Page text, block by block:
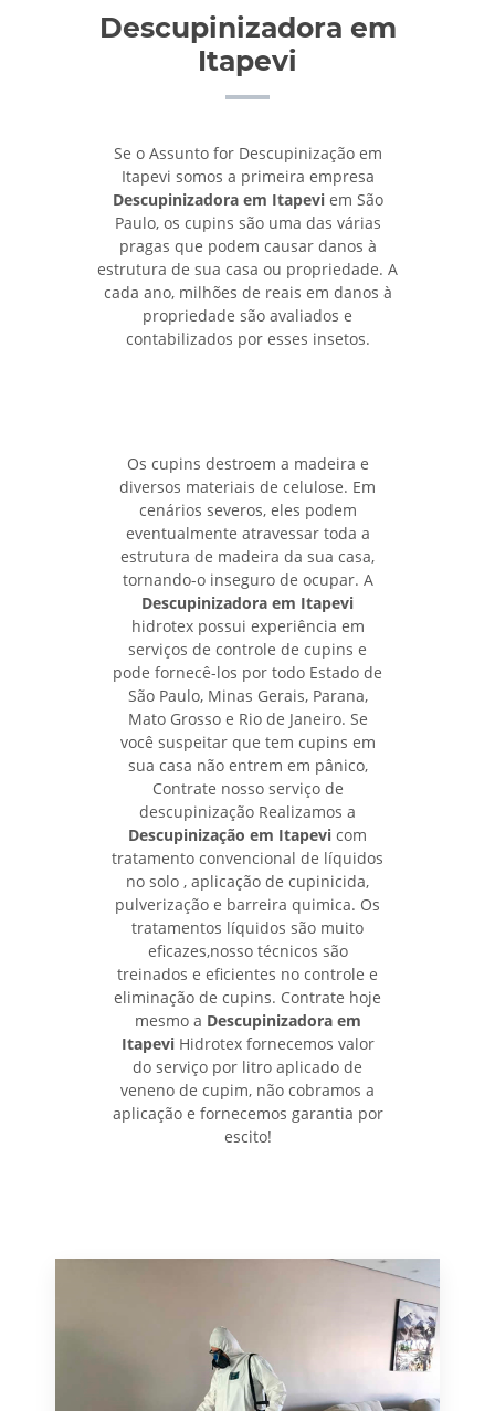
Descupinizadora em
Itapevi
Se o Assunto for Descupinização em
Itapevi somos a primeira empresa
Descupinizadora em Itapeviem São
Paulo, os cupins são uma das várias
pragas que podem causar danos à
estrutura de sua casa ou propriedade. A
cada ano, milhões de reais em danos à
propriedade são avaliados e
contabilizados por esses insetos.
Os cupins destroem a madeira e
diversos materiais de celulose. Em
cenários severos, eles podem
eventualmente atravessar toda a
estrutura de madeira da sua casa,
tornando-o inseguro de ocupar. A
Descupinizadora em Itapevi
hidrotex possui experiência em
serviços de controle de cupins e
pode fornecê-los por todo Estado de
São Paulo, Minas Gerais, Parana,
Mato Grosso e Rio de Janeiro. Se
você suspeitar que tem cupins em
sua casa não entrem em pânico,
Contrate nosso serviço de
descupinização Realizamos a
Descupinização em Itapevi com
tratamento convencional de líquidos
no solo , aplicação de cupinicida,
pulverização e barreira quimica. Os
tratamentos líquidos são muito
eficazes,nosso técnicos são
treinados e eficientes no controle e
eliminação de cupins. Contrate hoje
mesmo a Descupinizadora em
ItapeviHidrotex fornecemos valor
do serviço por litro aplicado de
veneno de cupim, não cobramos a
aplicação e fornecemos garantia por
escito!